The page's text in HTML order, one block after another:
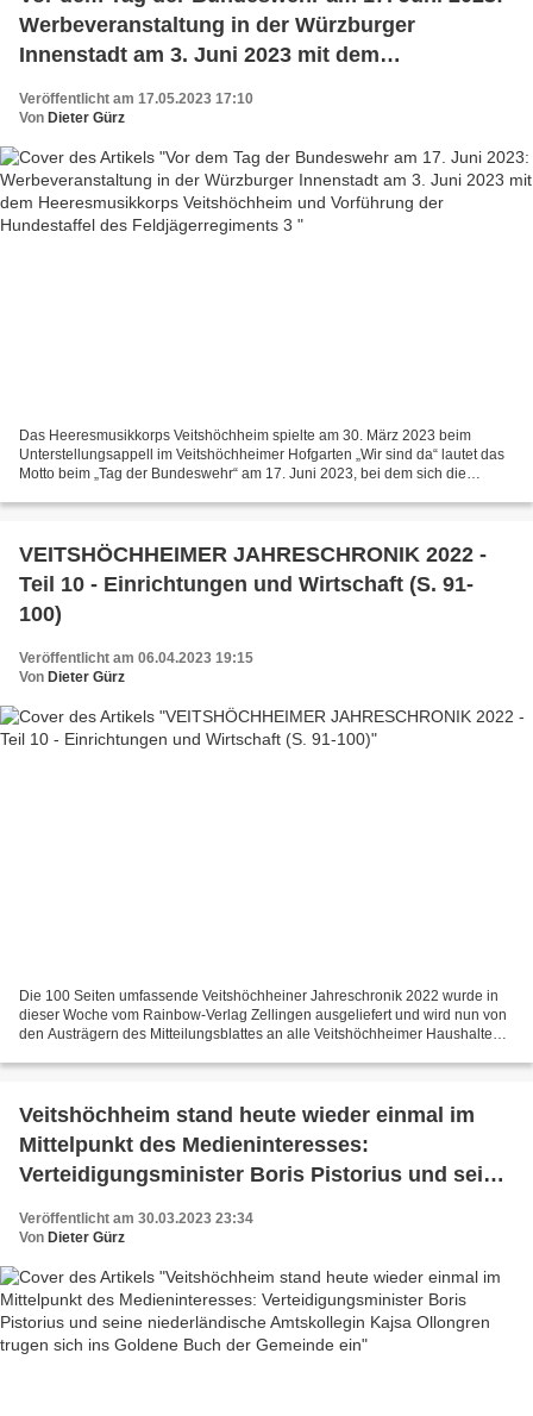
Werbeveranstaltung in der Würzburger
Innenstadt am 3. Juni 2023 mit dem
Vorführung der Hundestaffel des
Veröffentlicht am 17.05.2023 17:10
Von Dieter Gürz
Das Heeresmusikkorps Veitshöchheim spielte am 30. März 2023 beim
Unterstellungsappell im Veitshöchheimer Hofgarten „Wir sind da“ lautet das
Motto beim „Tag der Bundeswehr“ am 17. Juni 2023, bei dem sich die
VEITSHÖCHHEIMER JAHRESCHRONIK 2022 -
Teil 10 - Einrichtungen und Wirtschaft (S. 91-
100)
Veröffentlicht am 06.04.2023 19:15
Von Dieter Gürz
Die 100 Seiten umfassende Veitshöchheiner Jahreschronik 2022 wurde in
dieser Woche vom Rainbow-Verlag Zellingen ausgeliefert und wird nun von
den Austrägern des Mitteilungsblattes an alle Veitshöchheimer Haushalte
Veitshöchheim stand heute wieder einmal im
Mittelpunkt des Medieninteresses:
Verteidigungsminister Boris Pistorius und seine
trugen sich ins Goldene Buch der Gemeinde ein
Veröffentlicht am 30.03.2023 23:34
Von Dieter Gürz